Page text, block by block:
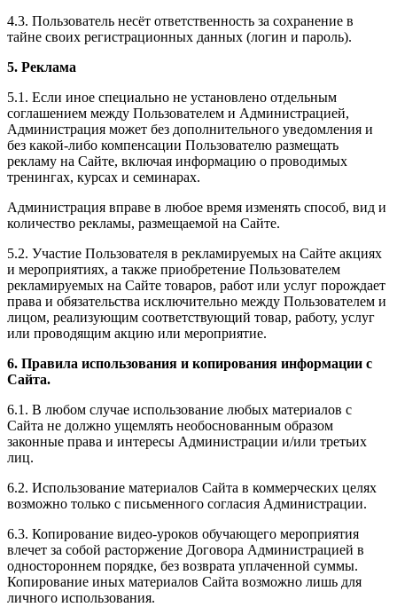
4.3. Пользователь несёт ответственность за сохранение в
тайне своих регистрационных данных (логин и пароль).
5. Реклама
5.1. Если иное специально не установлено отдельным
соглашением между Пользователем и Администрацией,
Администрация может без дополнительного уведомления и
без какой-либо компенсации Пользователю размещать
рекламу на Сайте, включая информацию о проводимых
тренингах, курсах и семинарах.
Администрация вправе в любое время изменять способ, вид и
количество рекламы, размещаемой на Сайте.
5.2. Участие Пользователя в рекламируемых на Сайте акциях
и мероприятиях, а также приобретение Пользователем
рекламируемых на Сайте товаров, работ или услуг порождает
права и обязательства исключительно между Пользователем и
лицом, реализующим соответствующий товар, работу, услуг
или проводящим акцию или мероприятие.
6. Правила использования и копирования информации с
Сайта.
6.1. В любом случае использование любых материалов с
Сайта не должно ущемлять необоснованным образом
законные права и интересы Администрации и/или третьих
лиц.
6.2. Использование материалов Сайта в коммерческих целях
возможно только с письменного согласия Администрации.
6.3. Копирование видео-уроков обучающего мероприятия
влечет за собой расторжение Договора Администрацией в
одностороннем порядке, без возврата уплаченной суммы.
Копирование иных материалов Сайта возможно лишь для
личного использования.